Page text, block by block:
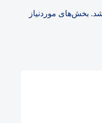
بخش‌های موردنیاز